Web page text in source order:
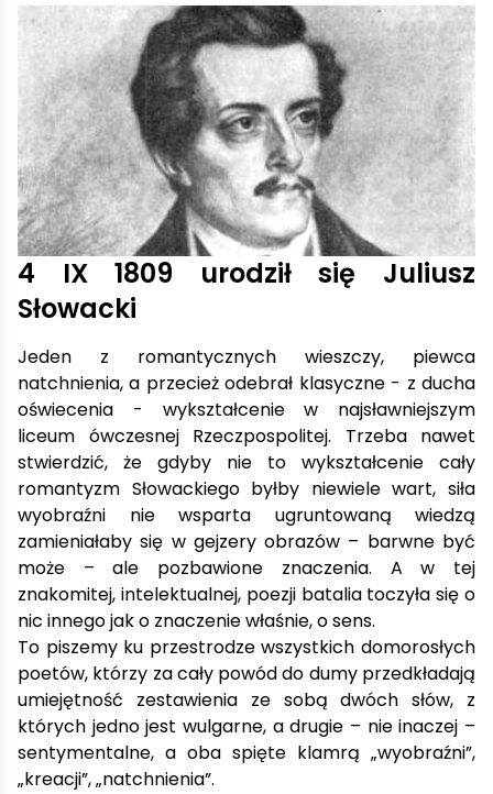
4 IX 1809 urodził się Juliusz
Słowacki
Jeden z romantycznych wieszczy, piewca
natchnienia, a przecież odebrał klasyczne - z ducha
oświecenia - wykształcenie w najsławniejszym
liceum ówczesnej Rzeczpospolitej. Trzeba nawet
stwierdzić, że gdyby nie to wykształcenie cały
romantyzm Słowackiego byłby niewiele wart, siła
wyobraźni nie wsparta ugruntowaną wiedzą
zamieniałaby się w gejzery obrazów – barwne być
może – ale pozbawione znaczenia. A w tej
znakomitej, intelektualnej, poezji batalia toczyła się o
nic innego jak o znaczenie właśnie, o sens.
To piszemy ku przestrodze wszystkich domorosłych
poetów, którzy za cały powód do dumy przedkładają
umiejętność zestawienia ze sobą dwóch słów, z
których jedno jest wulgarne, a drugie – nie inaczej –
sentymentalne, a oba spięte klamrą „wyobraźni”,
„kreacji”, „natchnienia”.